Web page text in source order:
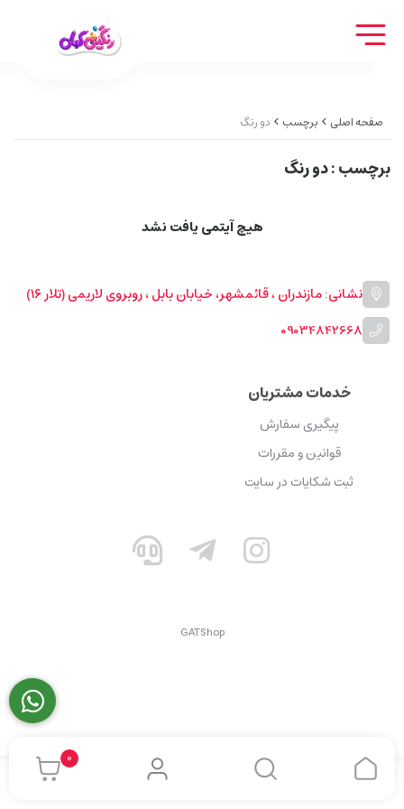
0
صفحه اصلی برچسب دو رنگ
برچسب: دو رنگ
هیچ آیتمی یافت نشد
نشانی: مازندران ، قائمشهر، خیابان بابل ، روبروی لاریمی (تلار ۱۶)
09034842668
خدمات مشتریان
پیگیری سفارش
قوانین و مقررات
ثبت شکایات در سایت
GATShop